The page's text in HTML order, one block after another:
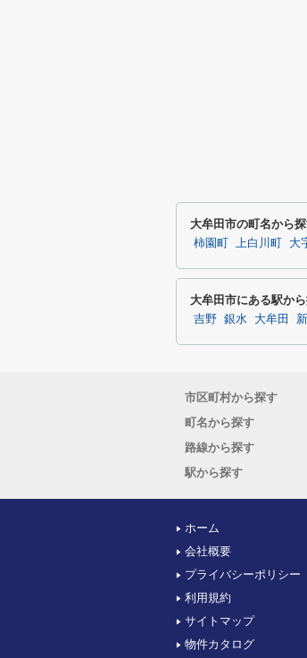
大牟田市の町名から
柿園町 上白川町 大
大牟田市にある駅か
吉野 銀水 大牟田
市区町村から探す
町名から探す
路線から探す
駅から探す
ホーム
会社概要
プライバシーポリシー
利用規約
サイトマップ
物件カタログ